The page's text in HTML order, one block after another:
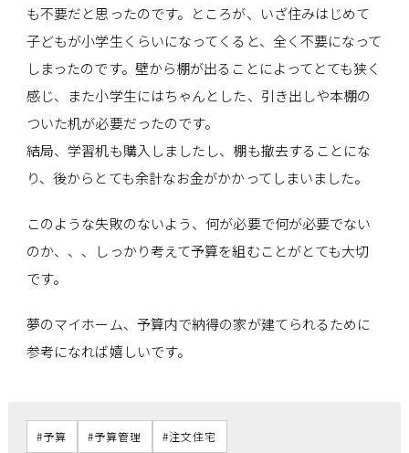
も不要だと思ったのです。ところが、いざ住みはじめて
子どもが小学生くらいになってくると、全く不要になって
しまったのです。壁から棚が出ることによってとても狭く
感じ、また小学生にはちゃんとした、引き出しや本棚の
ついた机が必要だったのです。
結局、学習机も購入しましたし、棚も撤去することにな
り、後からとても余計なお金がかかってしまいました。
このような失敗のないよう、何が必要で何が必要でない
のか、、、しっかり考えて予算を組むことがとても大切
です。
夢のマイホーム、予算内で納得の家が建てられるために
参考になれば嬉しいです。
予算 予算管理 注文住宅